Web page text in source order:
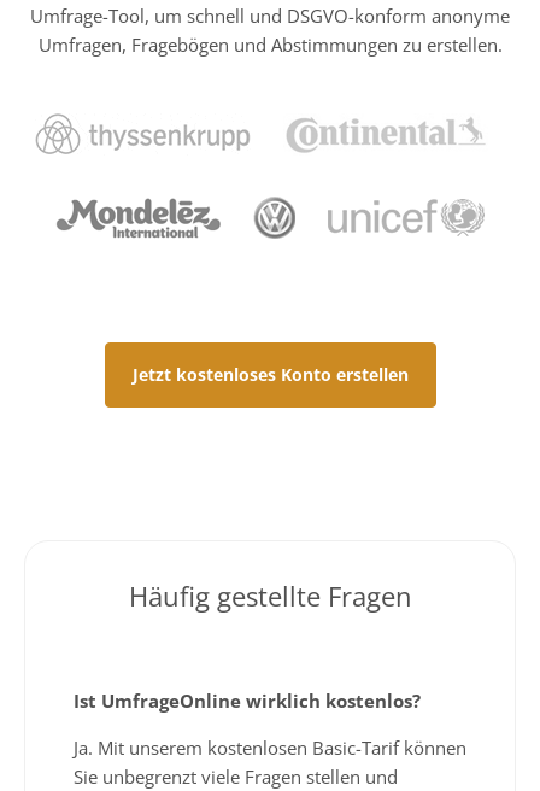
Umfrage-Tool, um schnell und DSGVO-konform anonyme
Umfragen, Fragebögen und Abstimmungen zu erstellen.
Jetzt kostenloses Konto erstellen
Häufig gestellte Fragen
Ist UmfrageOnline wirklich kostenlos?
Ja. Mit unserem kostenlosen Basic-Tarif können
Sie unbegrenzt viele Fragen stellen und